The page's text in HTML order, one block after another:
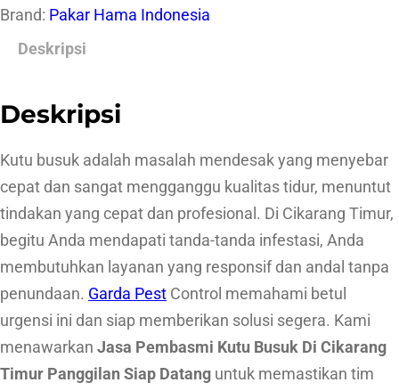
s
m
b
s
m
u
Brand: Pakar Hama Indonesia
Deskripsi
Deskripsi
Kutu busuk adalah masalah mendesak yang menyebar
cepat dan sangat mengganggu kualitas tidur, menuntut
tindakan yang cepat dan profesional. Di Cikarang Timur,
begitu Anda mendapati tanda-tanda infestasi, Anda
membutuhkan layanan yang responsif dan andal tanpa
penundaan. Garda Pest Control memahami betul
urgensi ini dan siap memberikan solusi segera. Kami
menawarkan Jasa Pembasmi Kutu Busuk Di Cikarang
Timur Panggilan Siap Datang untuk memastikan tim